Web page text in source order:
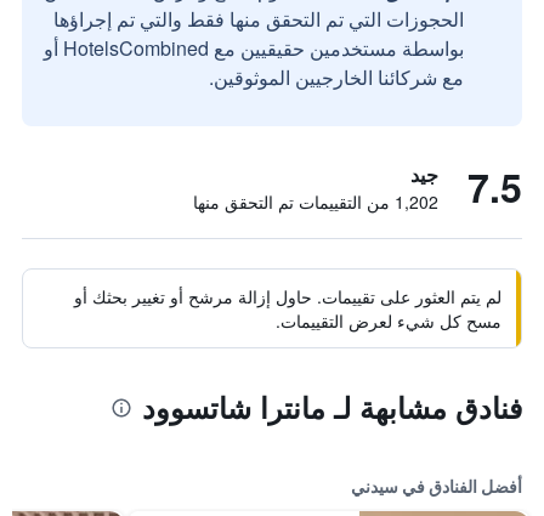
الحجوزات التي تم التحقق منها فقط والتي تم إجراؤها
بواسطة مستخدمين حقيقيين مع HotelsCombined أو
مع شركائنا الخارجيين الموثوقين.
7.5 جيد
1,202 من التقييمات تم التحقق منها
لم يتم العثور على تقييمات. حاول إزالة مرشح أو تغيير بحثك أو
مسح كل شيء لعرض التقييمات.
فنادق مشابهة لـ مانترا شاتسوود
أفضل الفنادق في سيدني